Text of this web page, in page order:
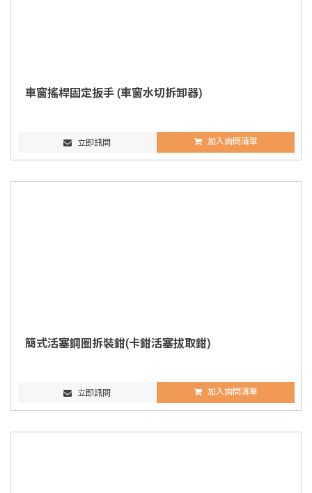
車窗搖桿固定扳手 (車窗水切拆卸器)
立即訊問 加入詢問清單
簡式活塞鋼圈拆裝鉗(卡鉗活塞拔取鉗)
立即訊問 加入詢問清單